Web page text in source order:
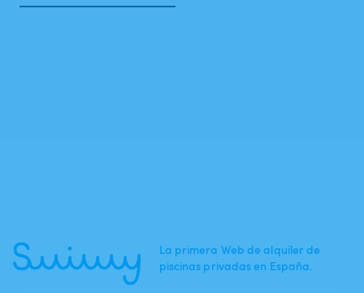
La primera Web de alquiler de
piscinas privadas en España.